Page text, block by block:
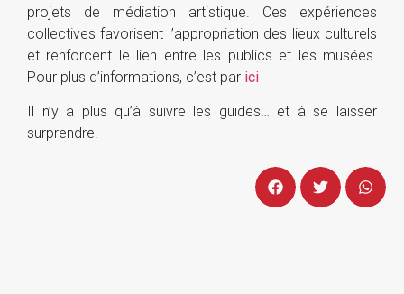
projets de médiation artistique. Ces expériences
collectives favorisent l’appropriation des lieux culturels
et renforcent le lien entre les publics et les musées.
Pour plus d’informations, c’est par ici
Il n’y a plus qu’à suivre les guides… et à se laisser
surprendre.